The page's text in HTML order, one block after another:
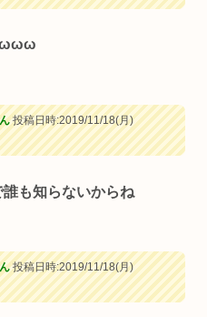
投稿日時:2019/11/18(月)
も知らないからね
投稿日時:2019/11/18(月)